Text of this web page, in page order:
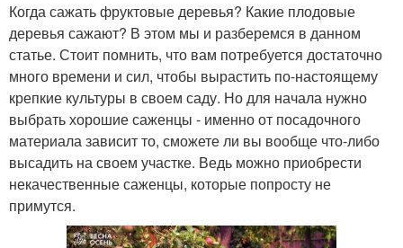
Когда сажать фруктовые деревья? Какие плодовые
деревья сажают? В этом мы и разберемся в данном
статье. Стоит помнить, что вам потребуется достаточно
много времени и сил, чтобы вырастить по-настоящему
крепкие культуры в своем саду. Но для начала нужно
выбрать хорошие саженцы - именно от посадочного
материала зависит то, сможете ли вы вообще что-либо
высадить на своем участке. Ведь можно приобрести
некачественные саженцы, которые попросту не
примутся.